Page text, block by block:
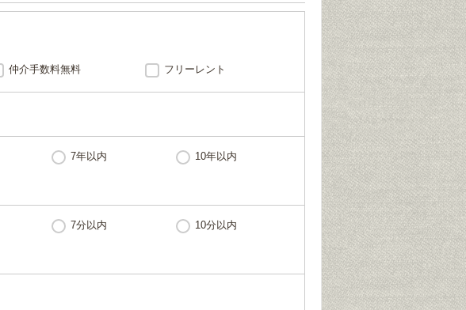
仲介手数料無料 フリーレント
7年以内 10年以内
7分以内 10分以内